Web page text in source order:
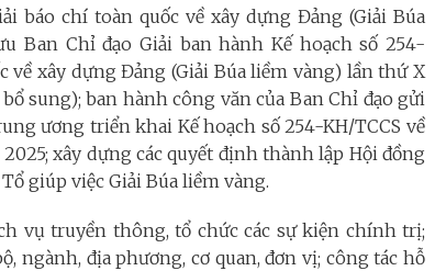
báo chí toàn quốc về xây dựng Đảng (Giải Búa
Ban Chỉ đạo Giải ban hành Kế hoạch số 254-
về xây dựng Đảng (Giải Búa liềm vàng) lần thứ X
sung); ban hành công văn của Ban Chỉ đạo gửi
ương triển khai Kế hoạch số 254-KH/TCCS về
xây dựng các quyết định thành lập Hội đồng
giúp việc Giải Búa liềm vàng.
vụ truyền thông, tổ chức các sự kiện chính trị;
ngành, địa phương, cơ quan, đơn vị; công tác hỗ